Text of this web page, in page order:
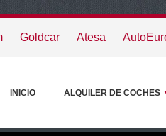
Goldcar Atesa
INICIO ALQUILER DE COCHES